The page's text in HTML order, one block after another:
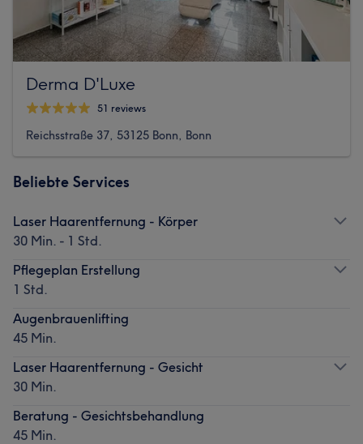
Derma D'Luxe
51 reviews
Reichsstraße 37, 53125 Bonn, Bonn
Beliebte Services
Laser Haarentfernung - Körper
30 Min. - 1 Std.
Pflegeplan Erstellung
1 Std.
Augenbrauenlifting
45 Min.
Laser Haarentfernung - Gesicht
30 Min.
Beratung - Gesichtsbehandlung
45 Min.